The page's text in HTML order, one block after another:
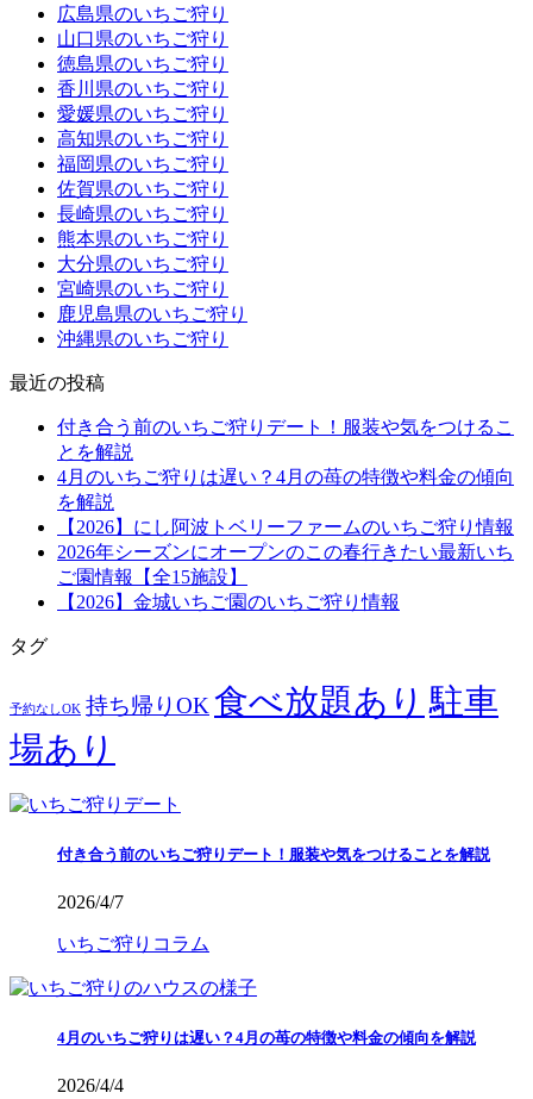
広島県のいちご狩り
山口県のいちご狩り
徳島県のいちご狩り
香川県のいちご狩り
愛媛県のいちご狩り
高知県のいちご狩り
福岡県のいちご狩り
佐賀県のいちご狩り
長崎県のいちご狩り
熊本県のいちご狩り
大分県のいちご狩り
宮崎県のいちご狩り
鹿児島県のいちご狩り
沖縄県のいちご狩り
最近の投稿
付き合う前のいちご狩りデート！服装や気をつけるこ
とを解説
4月のいちご狩りは遅い？4月の苺の特徴や料金の傾向
を解説
【2026】にし阿波トベリーファームのいちご狩り情報
2026年シーズンにオープンのこの春行きたい最新いち
ご園情報【全15施設】
【2026】金城いちご園のいちご狩り情報
タグ
予約なしOK 持ち帰りOK 食べ放題あり 駐車
場あり
付き合う前のいちご狩りデート！服装や気をつけることを解説
2026/4/7
いちご狩りコラム
4月のいちご狩りは遅い？4月の苺の特徴や料金の傾向を解説
2026/4/4